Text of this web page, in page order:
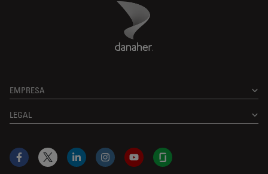
Danaher Logo
EMPRESA
LEGAL
Facebook
X LinkedInInstagramYouTubeGlassdoor